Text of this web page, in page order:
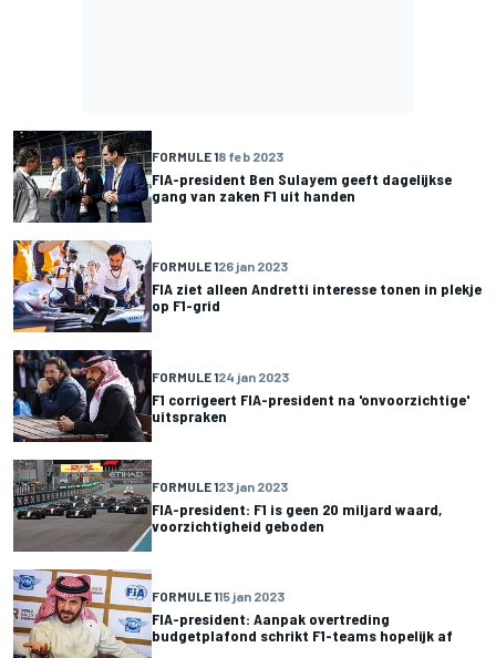
FORMULE 18 feb 2023
FIA-president Ben Sulayem geeft dagelijkse
gang van zaken F1 uit handen
FORMULE 126 jan 2023
FIA ziet alleen Andretti interesse tonen in plekje
op F1-grid
FORMULE 124 jan 2023
F1 corrigeert FIA-president na 'onvoorzichtige'
uitspraken
FORMULE 123 jan 2023
FIA-president: F1 is geen 20 miljard waard,
voorzichtigheid geboden
FORMULE 115 jan 2023
FIA-president: Aanpak overtreding
budgetplafond schrikt F1-teams hopelijk af